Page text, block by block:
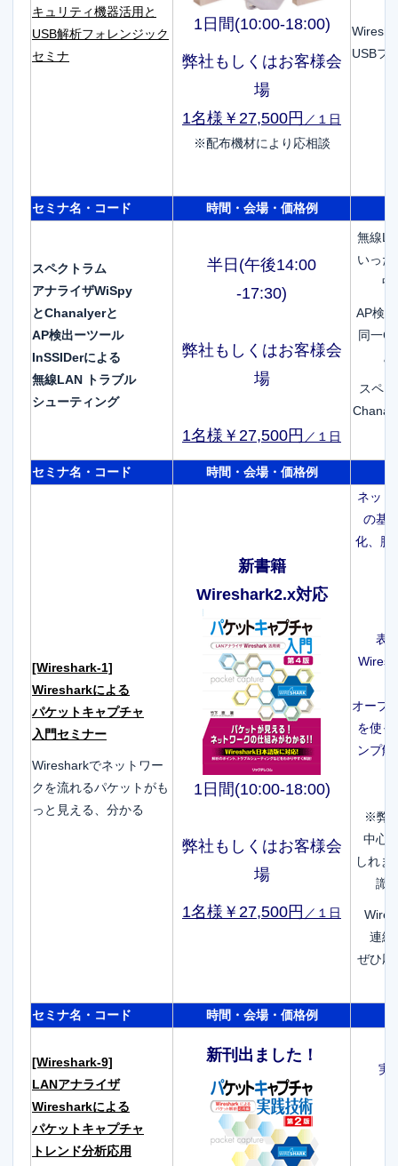
キュリティ機器活用と
USB解析フォレンジック
セミナ
1日間(10:00-18:00)
弊社もしくはお客様会
場
1名様￥27,500円 ／１日
※配布機材により応相談
USBフ
セミナ名・コード 時間・会場・価格例
スペクトラム
アナライザWiSpy
とChanalyerと
AP検出ーツール
InSSIDerによる
無線LAN トラブル
シューティング
半日(午後14:00
-17:30)
弊社もしくはお客様会
場
1名様￥27,500円 ／１日
無線
いっ
中
AP検
同一
スペ
セミナ名・コード 時間・会場・価格例
[Wireshark-1]
Wiresharkによる
パケットキャプチャ
入門セミナー
Wiresharkでネットワー
クを流れるパケットがも
っと見える、分かる
新書籍
Wireshark2.x対応
1日間(10:00-18:00)
弊社もしくはお客様会
場
1名様￥27,500円 ／１日
ネッ
の基
化、脱
表
オープ
を使
ンプ
※弊
中心
しれま
識
連続
ぜひ応
セミナ名・コード 時間・会場・価格例
[Wireshark-9]
LANアナライザ
Wiresharkによる
パケットキャプチャ
トレンド分析応用
新刊出ました！
実